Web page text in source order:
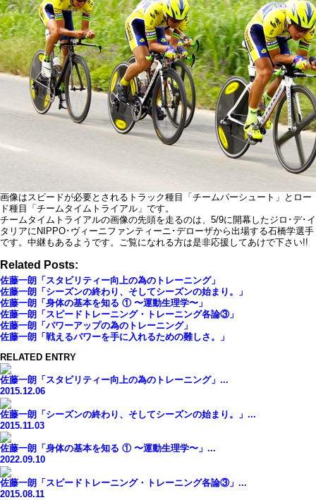
画像はスピードが必要とされるトラック種目「チームパーシュート」とロー
ド種目「チームタイムトライアル」です。
チームタイムトライアルの画像の先頭を走るのは、5/9に開幕したジロ･デ･イ
タリアにNIPPO･ヴィーニファンティーニ･デローザから出場する石橋学選手
です。中継もあるようです。ご覧になれる方は是非応援してあけで下さい!!
Related Posts:
佐藤一朗「スタビリティー向上の為のトレーニング」
佐藤一朗「シーズンの終わり、そしてシーズンの始まり。」
佐藤一朗「身体の基本を知る ① 〜運動生理学〜」
佐藤一朗「スピードトレーニング・トレーニング各論③」
佐藤一朗「パワーアップの為のトレーニング」
佐藤一朗「戦えるパワーを手に入れるための難しさ。」
RELATED ENTRY
佐藤一朗「スタビリティー向上の為のトレーニング」...
2015.12.06
佐藤一朗「シーズンの終わり、そしてシーズンの始まり。」...
2015.11.03
佐藤一朗「身体の基本を知る ① 〜運動生理学〜」...
2022.09.10
佐藤一朗「スピードトレーニング・トレーニング各論③」...
2015.08.11